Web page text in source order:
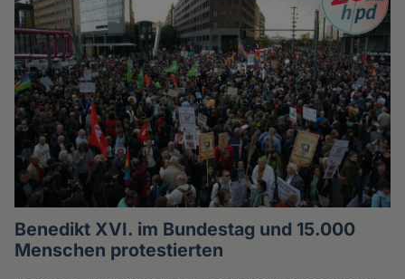
Benedikt XVI. im Bundestag und 15.000
Menschen protestierten